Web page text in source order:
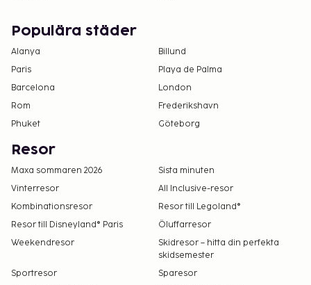
Populära städer
Alanya
Billund
Paris
Playa de Palma
Barcelona
London
Rom
Frederikshavn
Phuket
Göteborg
Resor
Maxa sommaren 2026
Sista minuten
Vinterresor
All Inclusive-resor
Kombinationsresor
Resor till Legoland®
Resor till Disneyland® Paris
Öluffarresor
Weekendresor
Skidresor – hitta din perfekta
skidsemester
Sportresor
Sparesor